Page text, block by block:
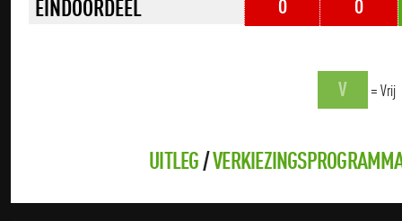
EINDOORDEEL O O
V = Vrij
UITLEG/